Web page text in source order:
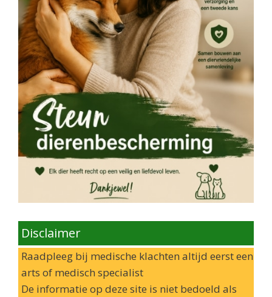
Disclaimer
Raadpleeg bij medische klachten altijd eerst een
arts of medisch specialist
De informatie op deze site is niet bedoeld als